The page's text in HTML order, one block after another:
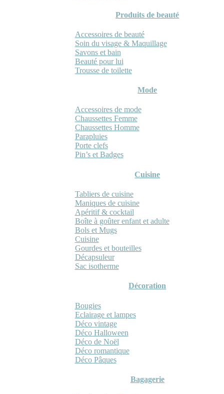
Produits de beauté
Accessoires de beauté
Soin du visage & Maquillage
Savons et bain
Beauté pour lui
Trousse de toilette
Mode
Accessoires de mode
Chaussettes Femme
Chaussettes Homme
Parapluies
Porte clefs
Pin’s et Badges
Cuisine
Tabliers de cuisine
Maniques de cuisine
Apéritif & cocktail
Boîte à goûter enfant et adulte
Bols et Mugs
Cuisine
Gourdes et bouteilles
Décapsuleur
Sac isotherme
Décoration
Bougies
Eclairage et lampes
Déco vintage
Déco Halloween
Déco de Noël
Déco romantique
Déco Pâques
Bagagerie